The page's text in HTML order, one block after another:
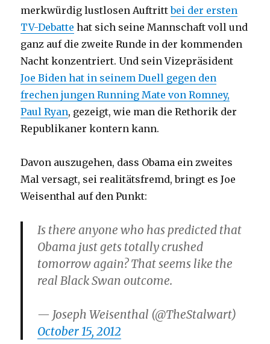
merkwürdig lustlosen Auftrittbei der ersten
TV-Debatte hat sich seine Mannschaft voll und
ganz auf die zweite Runde in der kommenden
Nacht konzentriert. Und sein Vizepräsident
Joe Biden hat in seinem Duell gegen den
frechen jungen Running Mate von Romney,
Paul Ryan, gezeigt, wie man die Rethorik der
Republikaner kontern kann.
Davon auszugehen, dass Obama ein zweites
Mal versagt, sei realitätsfremd, bringt es Joe
Weisenthal auf den Punkt:
Is there anyone who has predicted that
Obama just gets totally crushed
tomorrow again? That seems like the
real Black Swan outcome.
— Joseph Weisenthal (@TheStalwart)
October 15, 2012